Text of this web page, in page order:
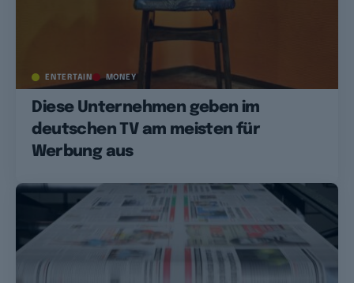
ENTERTAIN MONEY
Diese Unternehmen geben im
deutschen TV am meisten für
Werbung aus